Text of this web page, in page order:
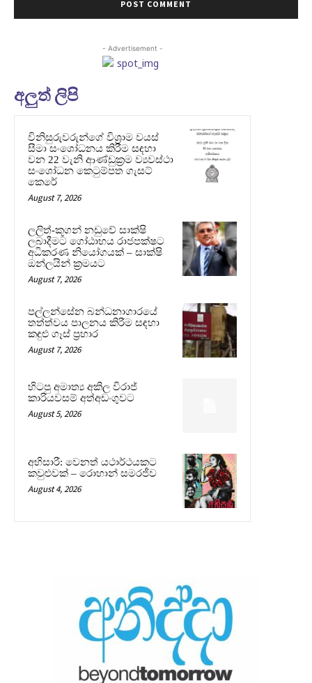
- Advertisement -
අලුත් ලිපි
විනිසුරුවරුන්ගේ විශ්‍රාම වයස්
සීමා සංශෝධනය කිරීම සඳහා
වන 22 වැනි ආණ්ඩුක්‍රම ව්‍යවස්ථා
සංශෝධන කෙටුම්පත ගැසට්
කෙරේ
August 7, 2026
ලලිත්-කූගන් නඩුවේ සාක්ෂි
ලබාදීමට ගෝඨාභය රාජපක්ෂට
අධිකරණ නියෝගයක් – සාක්ෂි
ඔන්ලයින් ක්‍රමයට
August 7, 2026
පල්ලන්සේන බන්ධනාගාරයේ
තත්ත්වය පාලනය කිරීම සඳහා
කඳුළු ගෑස් ප්‍රහාර
August 7, 2026
හිටපු අමාත්‍ය අකිල විරාජ්
කාරියවසම් අත්අඩංගුවට
August 5, 2026
අභිසාරී: වෙනත් යථාර්ථයකට
කවුළුවක් – රොහාන් සමරජීව
August 4, 2026